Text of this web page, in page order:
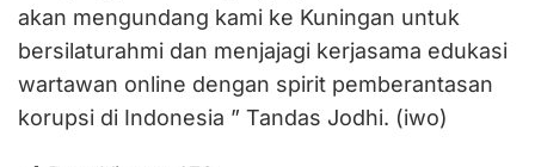
akan mengundang kami ke Kuningan untuk
bersilaturahmi dan menjajagi kerjasama edukasi
wartawan online dengan spirit pemberantasan
korupsi di Indonesia ” Tandas Jodhi. (iwo)